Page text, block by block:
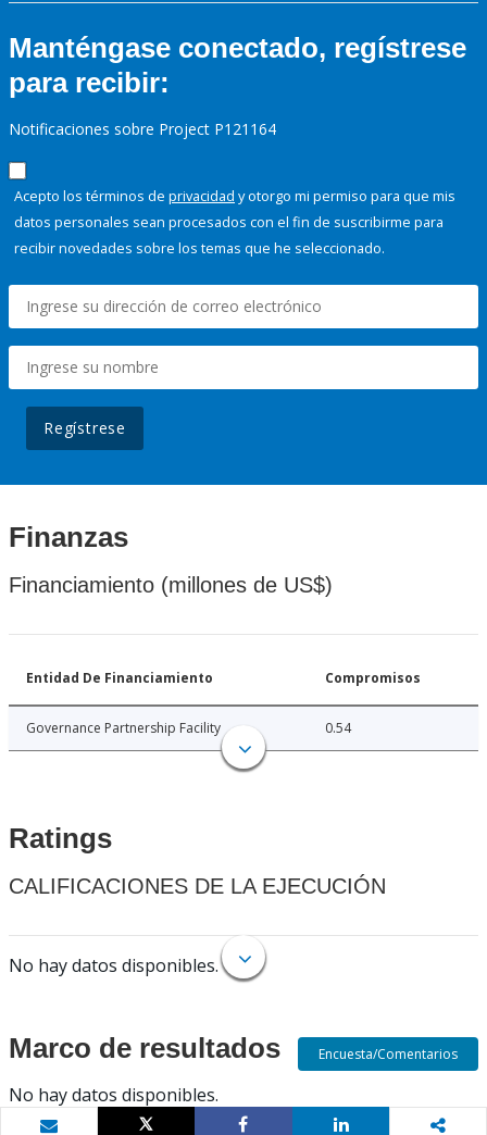
Manténgase conectado, regístrese
para recibir:
Notificaciones sobre Project P121164
Acepto los términos de privacidad y otorgo mi permiso para que mis
datos personales sean procesados con el fin de suscribirme para
recibir novedades sobre los temas que he seleccionado.
Regístrese
Finanzas
Financiamiento (millones de US$)
Entidad De Financiamiento Compromisos
Governance Partnership Facility 0.54
Ratings
CALIFICACIONES DE LA EJECUCIÓN
No hay datos disponibles.
Marco de resultados
No hay datos disponibles.
Encuesta/Comentarios